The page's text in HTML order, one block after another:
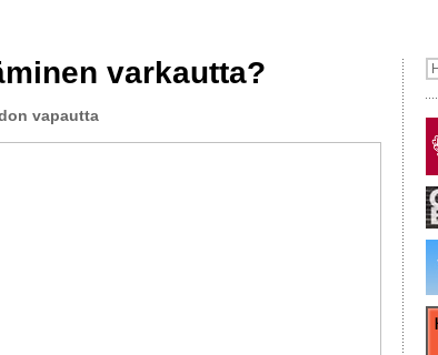
varkautta?
vapautta